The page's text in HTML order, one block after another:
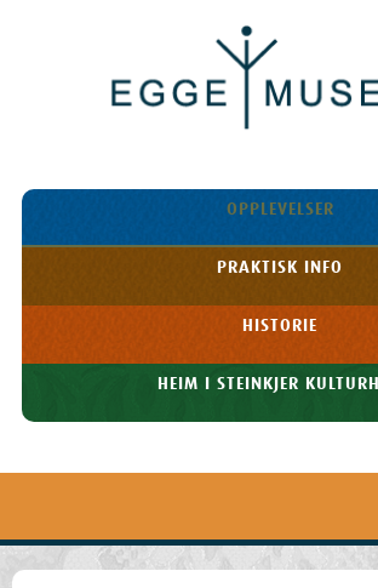
Museum
Meny
HOPP TIL
OPPLEVELSER
PRAKTISK INFO
HISTORIE
HEIM I STEINKJER